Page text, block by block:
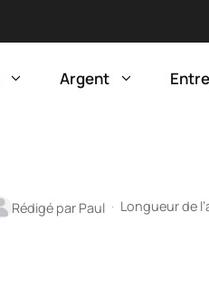
Argent
Rédigé par Paul · Longueur de